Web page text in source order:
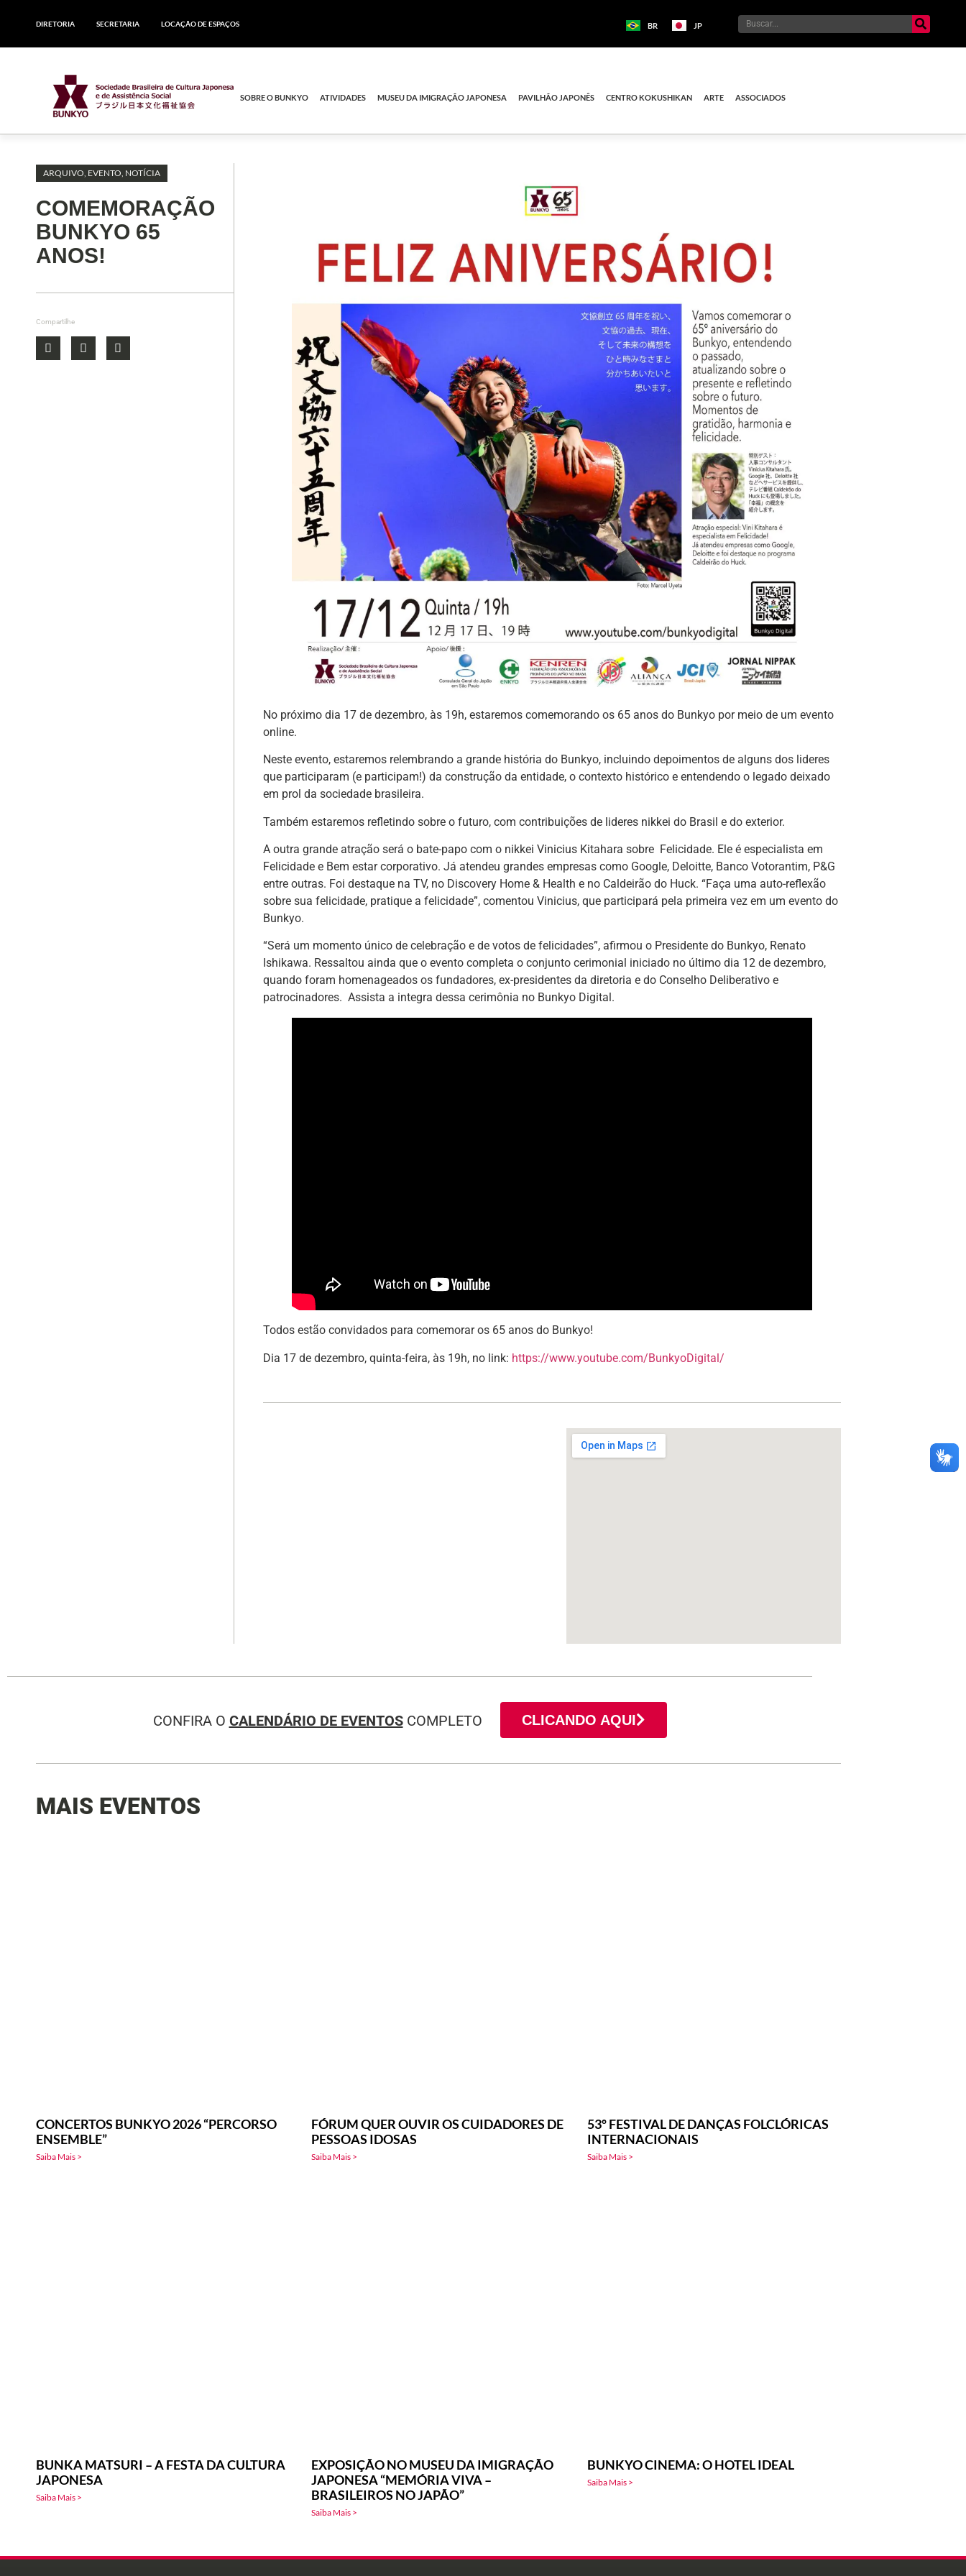
DIRETORIA SECRETARIA LOCAÇÃO DE ESPAÇOS BR JP
SOBRE O BUNKYO ATIVIDADES MUSEU DA IMIGRAÇÃO JAPONESA PAVILHÃO JAPONÊS CENTRO KOKUSHIKAN ARTE ASSOCIADOS
ARQUIVO, EVENTO, NOTÍCIA
COMEMORAÇÃO
BUNKYO 65
ANOS!
Compartilhe
No próximo dia 17 de dezembro, às 19h, estaremos comemorando os 65 anos do Bunkyo por meio de um evento
online.
Neste evento, estaremos relembrando a grande história do Bunkyo, incluindo depoimentos de alguns dos lideres
que participaram (e participam!) da construção da entidade, o contexto histórico e entendendo o legado deixado
em prol da sociedade brasileira.
Também estaremos refletindo sobre o futuro, com contribuições de lideres nikkei do Brasil e do exterior.
A outra grande atração será o bate-papo com o nikkei Vinicius Kitahara sobre Felicidade. Ele é especialista em
Felicidade e Bem estar corporativo. Já atendeu grandes empresas como Google, Deloitte, Banco Votorantim, P&G
entre outras. Foi destaque na TV, no Discovery Home & Health e no Caldeirão do Huck. “Faça uma auto-reflexão
sobre sua felicidade, pratique a felicidade”, comentou Vinicius, que participará pela primeira vez em um evento do
Bunkyo.
“Será um momento único de celebração e de votos de felicidades”, afirmou o Presidente do Bunkyo, Renato
Ishikawa. Ressaltou ainda que o evento completa o conjunto cerimonial iniciado no último dia 12 de dezembro,
quando foram homenageados os fundadores, ex-presidentes da diretoria e do Conselho Deliberativo e
patrocinadores. Assista a integra dessa cerimônia no Bunkyo Digital.
Todos estão convidados para comemorar os 65 anos do Bunkyo!
Dia 17 de dezembro, quinta-feira, às 19h, no link: https://www.youtube.com/BunkyoDigital/
CONFIRA O CALENDÁRIO DE EVENTOSCOMPLETO CLICANDO AQUI
MAIS EVENTOS
CONCERTOS BUNKYO 2026 “PERCORSO
ENSEMBLE”
Saiba Mais >
FÓRUM QUER OUVIR OS CUIDADORES DE
PESSOAS IDOSAS
Saiba Mais >
53º FESTIVAL DE DANÇAS FOLCLÓRICAS
INTERNACIONAIS
Saiba Mais >
BUNKA MATSURI – A FESTA DA CULTURA
JAPONESA
Saiba Mais >
EXPOSIÇÃO NO MUSEU DA IMIGRAÇÃO
JAPONESA “MEMÓRIA VIVA –
BRASILEIROS NO JAPÃO”
Saiba Mais >
BUNKYO CINEMA: O HOTEL IDEAL
Saiba Mais >